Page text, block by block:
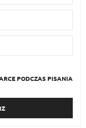
PODCZAS PISANIA